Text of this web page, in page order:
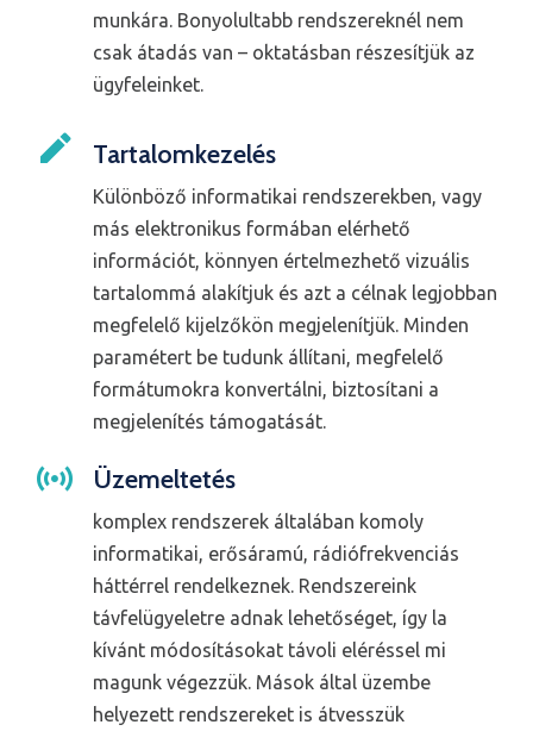
munkára. Bonyolultabb rendszereknél nem
csak átadás van – oktatásban részesítjük az
ügyfeleinket.
Tartalomkezelés
Különböző informatikai rendszerekben, vagy
más elektronikus formában elérhető
információt, könnyen értelmezhető vizuális
tartalommá alakítjuk és azt a célnak legjobban
megfelelő kijelzőkön megjelenítjük. Minden
paramétert be tudunk állítani, megfelelő
formátumokra konvertálni, biztosítani a
megjelenítés támogatását.
Üzemeltetés
komplex rendszerek általában komoly
informatikai, erősáramú, rádiófrekvenciás
háttérrel rendelkeznek. Rendszereink
távfelügyeletre adnak lehetőséget, így la
kívánt módosításokat távoli eléréssel mi
magunk végezzük. Mások által üzembe
helyezett rendszereket is átvesszük